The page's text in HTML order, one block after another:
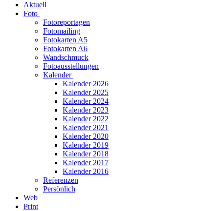
Aktuell
Foto
Fotoreportagen
Fotomailing
Fotokarten A5
Fotokarten A6
Wandschmuck
Fotoausstellungen
Kalender
Kalender 2026
Kalender 2025
Kalender 2024
Kalender 2023
Kalender 2022
Kalender 2021
Kalender 2020
Kalender 2019
Kalender 2018
Kalender 2017
Kalender 2016
Referenzen
Persönlich
Web
Print